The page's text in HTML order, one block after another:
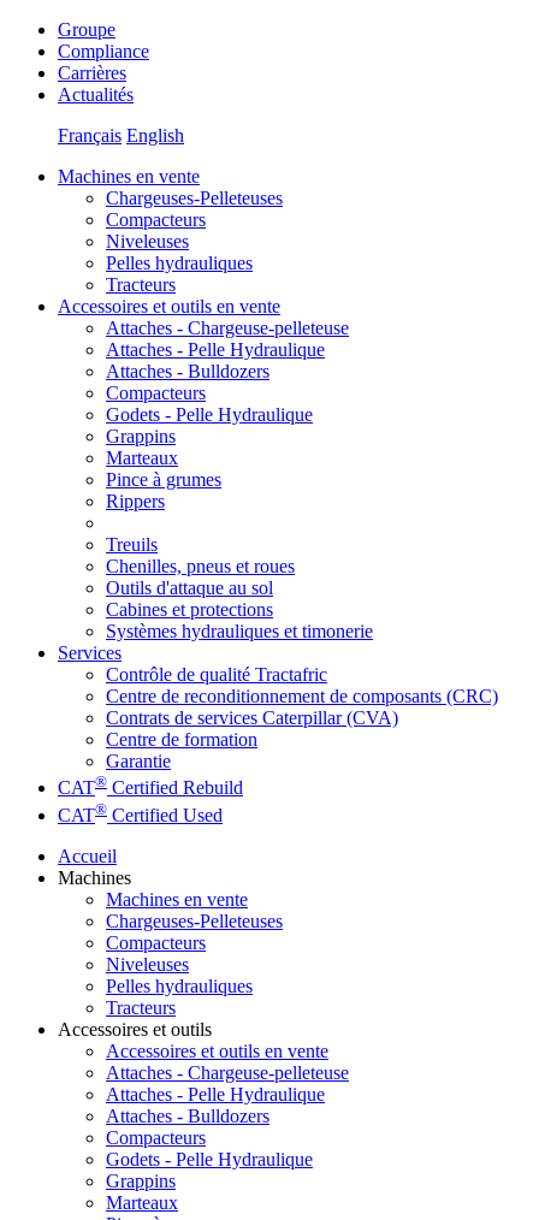
Groupe
Compliance
Carrières
Actualités
Français English
Machines en vente
Chargeuses-Pelleteuses
Compacteurs
Niveleuses
Pelles hydrauliques
Tracteurs
Accessoires et outils en vente
Attaches - Chargeuse-pelleteuse
Attaches - Pelle Hydraulique
Attaches - Bulldozers
Compacteurs
Godets - Pelle Hydraulique
Grappins
Marteaux
Pince à grumes
Rippers
Treuils
Chenilles, pneus et roues
Outils d'attaque au sol
Cabines et protections
Systèmes hydrauliques et timonerie
Services
Contrôle de qualité Tractafric
Centre de reconditionnement de composants (CRC)
Contrats de services Caterpillar (CVA)
Centre de formation
Garantie
CAT® Certified Rebuild
CAT® Certified Used
Accueil
Machines
Machines en vente
Chargeuses-Pelleteuses
Compacteurs
Niveleuses
Pelles hydrauliques
Tracteurs
Accessoires et outils
Accessoires et outils en vente
Attaches - Chargeuse-pelleteuse
Attaches - Pelle Hydraulique
Attaches - Bulldozers
Compacteurs
Godets - Pelle Hydraulique
Grappins
Marteaux